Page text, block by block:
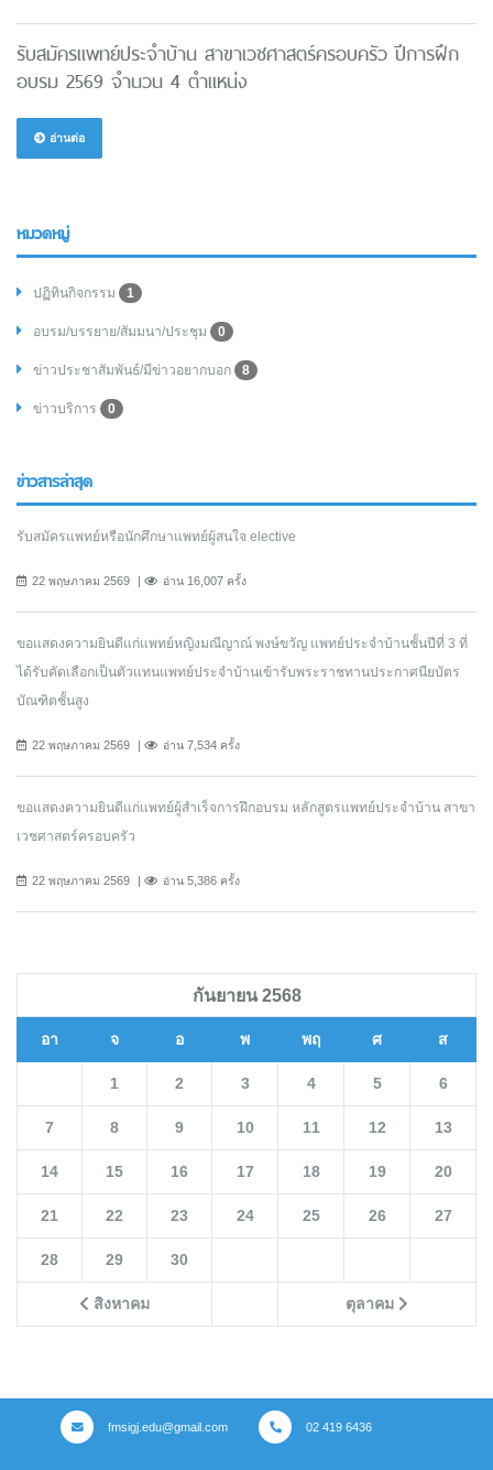
รับสมัครแพทย์ประจำบ้าน สาขาเวชศาสตร์ครอบครัว ปีการฝึก
อบรม 2569 จำนวน 4 ตำแหน่ง
อ่านต่อ
หมวดหมู่
ปฏิทินกิจกรรม 1
อบรม/บรรยาย/สัมมนา/ประชุม 0
ข่าวประชาสัมพันธ์/มีข่าวอยากบอก 8
ข่าวบริการ 0
ข่าวสารล่าสุด
รับสมัครแพทย์หรือนักศึกษาแพทย์ผู้สนใจ elective
22 พฤษภาคม 2569 อ่าน 16,007 ครั้ง
ขอแสดงความยินดีแก่แพทย์หญิงมณีญาณ์ พงษ์ขวัญ แพทย์ประจำบ้านชั้นปีที่ 3 ที่
ได้รับคัดเลือกเป็นตัวแทนแพทย์ประจำบ้านเข้ารับพระราชทานประกาศนียบัตร
บัณฑิตชั้นสูง
22 พฤษภาคม 2569 อ่าน 7,534 ครั้ง
ขอแสดงความยินดีแก่แพทย์ผู้สำเร็จการฝึกอบรม หลักสูตรแพทย์ประจำบ้าน สาขา
เวชศาสตร์ครอบครัว
22 พฤษภาคม 2569 อ่าน 5,386 ครั้ง
กันยายน 2568
อา จ อ พ พฤ ศ ส
สิงหาคม ตุลาคม
1 2 3 4 5 6
7 8 9 10 11 12 13
14 15 16 17 18 19 20
21 22 23 24 25 26 27
28 29 30
fmsigj.edu@gmail.com 02 419 6436